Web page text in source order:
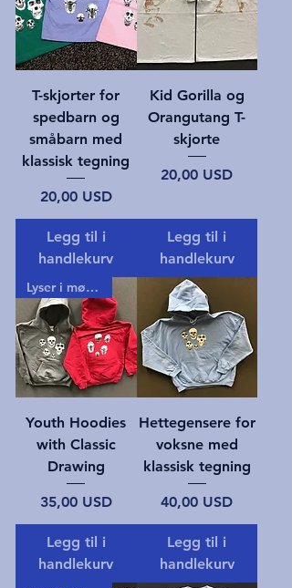
T-skjorter for
spedbarn og
småbarn med
klassisk tegning
Pris
20,00 USD
Legg til i
handlekurv
Kid Gorilla og
Orangutang T-
skjorte
Pris
20,00 USD
Legg til i
handlekurv
Lyser i mørket!
Youth Hoodies
with Classic
Drawing
Pris
35,00 USD
Legg til i
handlekurv
Hettegensere for
voksne med
klassisk tegning
Pris
40,00 USD
Legg til i
handlekurv